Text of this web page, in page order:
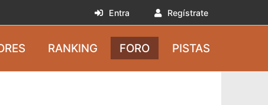
Entra Regístrate
RANKING FORO PISTAS